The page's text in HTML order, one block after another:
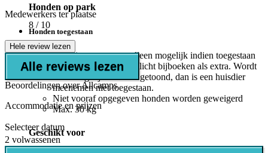
Honden op park
Honden toegestaan
Huisdier meenemen alleen mogelijk indien toegestaan
in accommodatie. Verplicht bijboeken als extra. Wordt
deze mogelijkheid niet getoond, dan is een huisdier
meenemen niet toegestaan.
Niet vooraf opgegeven honden worden geweigerd
Max. 30 kg
Geschikt voor
Medewerkers ter plaatse
8 / 10
Hele review lezen
Alle reviews lezen
Beoordelingen over Allcamps
Accommodatie en prijzen
Selecteer datum
2 volwassenen